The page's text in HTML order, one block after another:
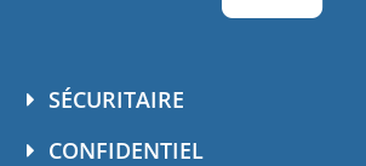
SÉCURITAIRE
CONFIDENTIEL